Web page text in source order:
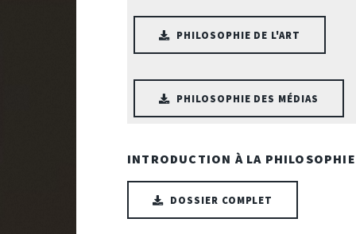
PHILOSOPHIE DE L'ART
PHILOSOPHIE DES MÉDIAS
INTRODUCTION À LA PHILOSOPHIE
DOSSIER COMPLET